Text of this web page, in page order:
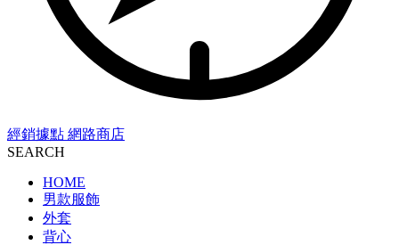
經銷據點 網路商店
SEARCH
HOME
男款服飾
外套
背心